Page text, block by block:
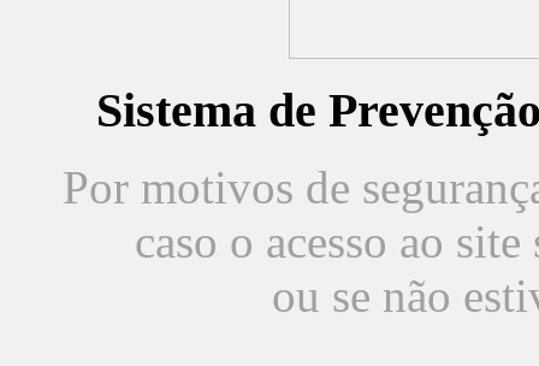
Sistema de
Por motivos de
caso o acesso ao
ou se não